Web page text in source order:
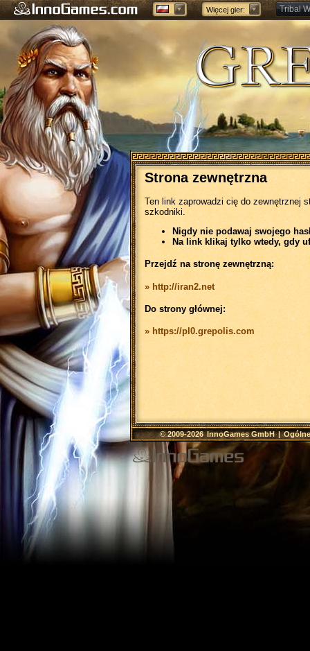
Więcej gier: Tribal
Forge
Strona zewnętrzna
Ten link zaprowadzi cię do zewnętrznej
szkodniki.
Nigdy nie podawaj swojego
Na link klikaj tylko wtedy, gdy
Przejdź na stronę zewnętrzną:
» http://iran2.net
Do strony głównej:
» https://pl0.grepolis.com
© 2009-2026InnoGames GmbH|